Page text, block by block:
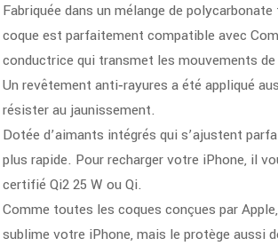
Fabriquée dans un mélange de
coque est parfaitement compatible avec
conductrice qui transmet les mouvements
Un revêtement anti‑rayures a été appliqué
résister au jaunissement.
Dotée d’aimants intégrés qui s’ajustent
plus rapide. Pour recharger votre iPhone, il
certifié Qi2 25 W ou Qi.
Comme toutes les coques conçues par
sublime votre iPhone, mais le protège aussi